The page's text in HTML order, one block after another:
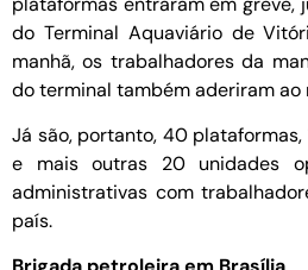
do Terminal Aquaviário de
manhã, os trabalhadores da
do terminal também aderiram ao
Já são, portanto, 40 plataformas,
e mais outras 20 unidades
administrativas com
país.